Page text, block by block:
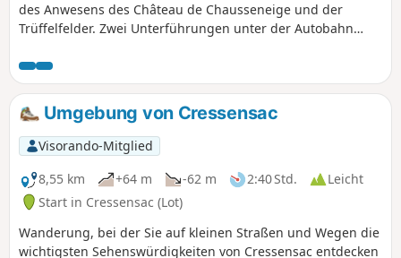
des Anwesens des Château de Chausseneige und der
Trüffelfelder. Zwei Unterführungen unter der Autobahn
Flusses Rivière l’Orupt folgt, der nach einem Erdbeben im
15. Jahrhundert unterirdisch verläuft.
Umgebung von Cressensac
Visorando-Mitglied
8,55 km
+64 m -62 m 2:40 Std.
Leicht
Start in Cressensac (Lot)
Wanderung, bei der Sie auf kleinen Straßen und Wegen die
wichtigsten Sehenswürdigkeiten von Cressensac entdecken